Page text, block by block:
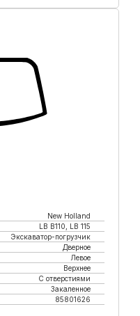
New Holland
LB B110, LB 115
Экскаватор-погрузчик
Дверное
Левое
Верхнее
С отверстиями
Закаленное
85801626